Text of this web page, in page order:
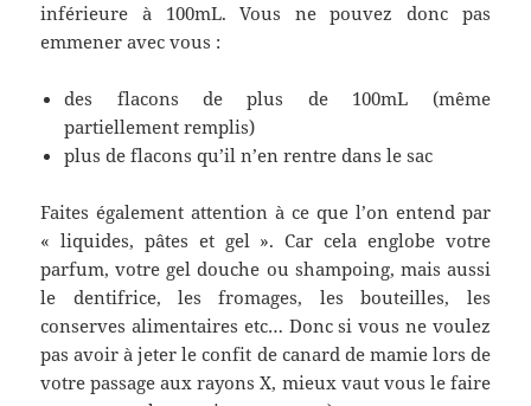
inférieure à 100mL. Vous ne pouvez donc pas
emmener avec vous :
des flacons de plus de 100mL (même
partiellement remplis)
plus de flacons qu’il n’en rentre dans le sac
Faites également attention à ce que l’on entend par
« liquides, pâtes et gel ». Car cela englobe votre
parfum, votre gel douche ou shampoing, mais aussi
le dentifrice, les fromages, les bouteilles, les
conserves alimentaires etc… Donc si vous ne voulez
pas avoir à jeter le confit de canard de mamie lors de
votre passage aux rayons X, mieux vaut vous le faire